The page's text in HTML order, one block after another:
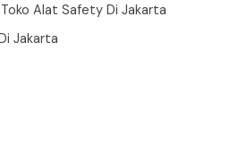
Toko Alat Safety Di Jakarta
Jakarta